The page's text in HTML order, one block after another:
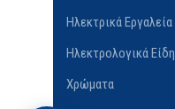
Ηλεκτρικά Εργαλεία
Ηλεκτρολογικά Είδη
Χρώματα